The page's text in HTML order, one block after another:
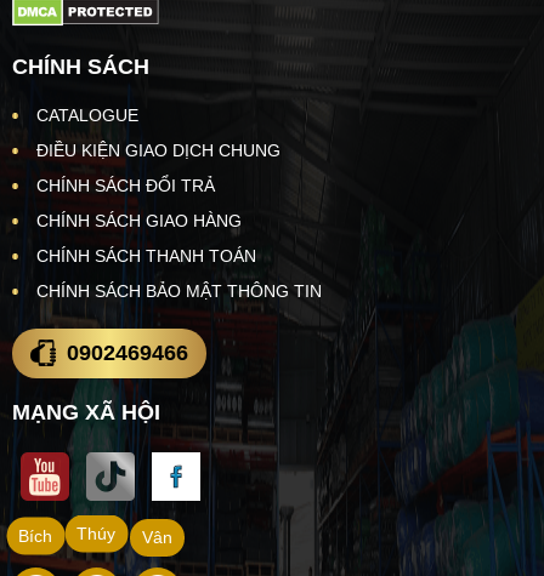
CHÍNH SÁCH
CATALOGUE
ĐIỀU KIỆN GIAO DỊCH CHUNG
CHÍNH SÁCH ĐỔI TRẢ
CHÍNH SÁCH GIAO HÀNG
CHÍNH SÁCH THANH TOÁN
CHÍNH SÁCH BẢO MẬT THÔNG TIN
0902469466
MẠNG XÃ HỘI
Vân
Thúy
Bích